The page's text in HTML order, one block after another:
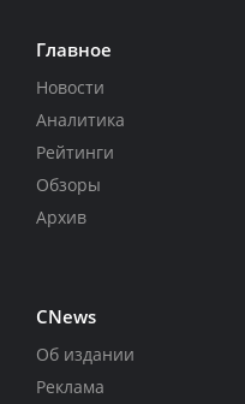
Главное
Новости
Аналитика
Рейтинги
Обзоры
Архив
CNews
Об издании
Реклама